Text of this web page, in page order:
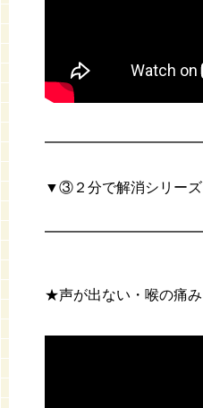
▼③２分で解消シリー
★声が出ない・喉の痛